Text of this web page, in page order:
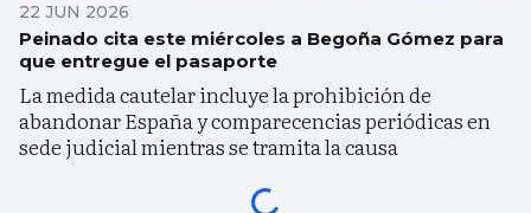
22 JUN 2026
Peinado cita este miércoles a Begoña Gómez para
que entregue el pasaporte
La medida cautelar incluye la prohibición de
abandonar España y comparecencias periódicas en
sede judicial mientras se tramita la causa